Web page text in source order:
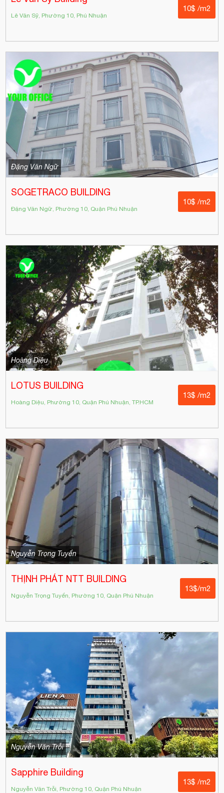
Lê Văn Sỹ, Phường 10, Phú Nhuận
10$ /m2
Đặng Văn Ngữ
SOGETRACO BUILDING
Đặng Văn Ngữ, Phường 10, Quận Phú Nhuận
10$ /m2
Hoàng Diệu
LOTUS BUILDING
Hoàng Diệu, Phường 10, Quận Phú Nhuận, TP.HCM
13$ /m2
Nguyễn Trọng Tuyển
THỊNH PHÁT NTT BUILDING
Nguyễn Trọng Tuyển, Phường 10, Quận Phú Nhuận
13$/m2
Nguyễn Văn Trỗi
Sapphire Building
Nguyễn Văn Trỗi, Phường 10, Quận Phú Nhuận
13$ /m2